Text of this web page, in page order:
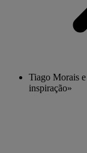
Tiago Morais
inspiração»